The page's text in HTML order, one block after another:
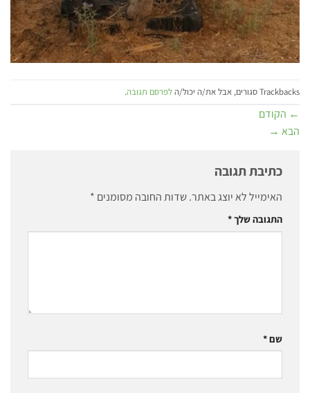
Trackbacks סגורים, אבל את/ה יכול/ה לפרסם תגובה.
← הקודם
הבא →
כתיבת תגובה
האימייל לא יוצג באתר.שדות החובה מסומנים *
התגובה שלך*
שם*